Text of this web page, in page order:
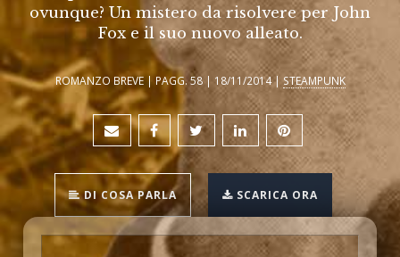
ovunque? Un mistero da risolvere per John
Fox e il suo nuovo alleato.
ROMANZO BREVE | PAGG. 58 | 18/11/2014 | STEAMPUNK
DI COSA PARLA SCARICA ORA